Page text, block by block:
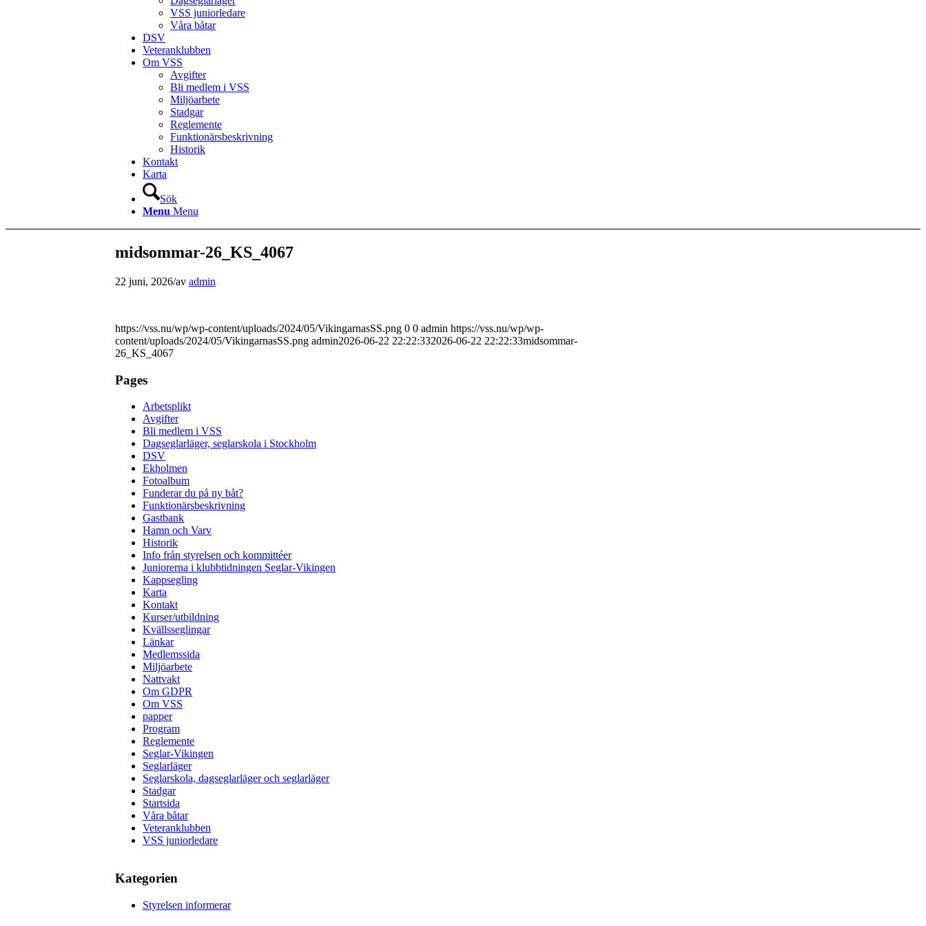
VSS juniorledare
Våra båtar
DSV
Veteranklubben
Om VSS
Avgifter
Bli medlem i VSS
Miljöarbete
Stadgar
Reglemente
Funktionärsbeskrivning
Historik
Kontakt
Karta
Sök
Menu Menu
midsommar-26_KS_4067
22 juni, 2026/av admin
https://vss.nu/wp/wp-content/uploads/2024/05/VikingarnasSS.png 0 0 admin https://vss.nu/wp/wp-
content/uploads/2024/05/VikingarnasSS.png admin2026-06-22 22:22:332026-06-22 22:22:33midsommar-
26_KS_4067
Pages
Arbetsplikt
Avgifter
Bli medlem i VSS
Dagseglarläger, seglarskola i Stockholm
DSV
Ekholmen
Fotoalbum
Funderar du på ny båt?
Funktionärsbeskrivning
Gastbank
Hamn och Varv
Historik
Info från styrelsen och kommittéer
Juniorerna i klubbtidningen Seglar-Vikingen
Kappsegling
Karta
Kontakt
Kurser/utbildning
Kvällsseglingar
Länkar
Medlemssida
Miljöarbete
Nattvakt
Om GDPR
Om VSS
papper
Program
Reglemente
Seglar-Vikingen
Seglarläger
Seglarskola, dagseglarläger och seglarläger
Stadgar
Startsida
Våra båtar
Veteranklubben
VSS juniorledare
Kategorien
Styrelsen informerar